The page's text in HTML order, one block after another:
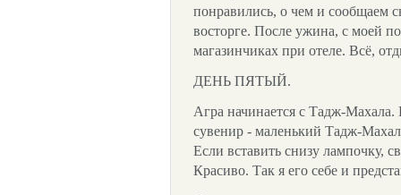
понравились, о чем и сообщаем
восторге. После ужина, с моей
магазинчиках при отеле. Всё,
ДЕНЬ ПЯТЫЙ.
Агра начинается с Тадж-
сувенир - маленький Тадж-
Если вставить снизу лампочку,
Красиво. Так я его себе и